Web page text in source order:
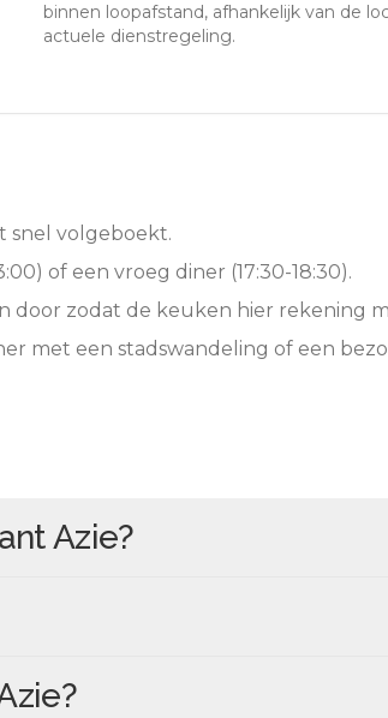
binnen loopafstand, afhankelijk van de
actuele dienstregeling.
snel volgeboekt.
of een vroeg diner (17:30-18:30).
zodat de keuken hier rekening
met een stadswandeling of een
Azie?
?